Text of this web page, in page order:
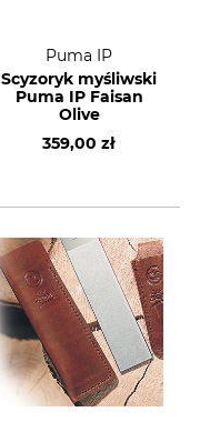
Puma IP
Scyzoryk myśliwski
Puma IP Faisan
Olive
359,00 zł